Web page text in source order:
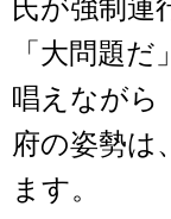
氏が強制連
「大問題
唱えながら
府の姿勢は
ます。